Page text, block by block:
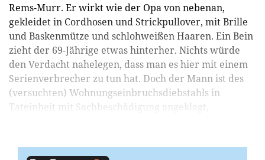
Rems-Murr. Er wirkt wie der Opa von nebenan,
gekleidet in Cordhosen und Strickpullover, mit Brille
und Baskenmütze und schlohweißen Haaren. Ein Bein
zieht der 69-Jährige etwas hinterher. Nichts würde
den Verdacht nahelegen, dass man es hier mit einem
Serienverbrecher zu tun hat. Doch der Mann ist des
(versuchten) Wohnungseinbruchsdiebstahls in
Tateinheit mit Sachbeschädigung angeklagt,